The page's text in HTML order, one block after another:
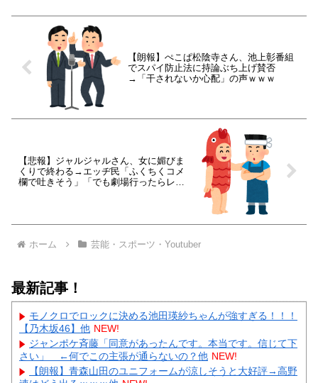
【朗報】ぺこぱ松陰寺さん、池上彰番組
でスパイ防止法に持論ぶち上げ賛否
→「干されないか心配」の声ｗｗｗ
【悲報】ジャルジャルさん、女に媚びま
くりで終わる→エッヂ民「ふくちくコメ
欄で吐きそう」「でも劇場行ったらレベ
ホーム 芸能・スポーツ・Youtuber
最新記事！
モノクロでロックに決める池田瑛紗ちゃんが強すぎる！！！
【乃木坂46】他 NEW!
ジャンポケ斉藤「同意があったんです。本当です。信じて下
さい」 ←何でこの主張が通らないの？他 NEW!
【朗報】青森山田のユニフォームが涼しそうと大好評→高野